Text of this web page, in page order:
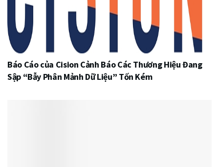
Báo Cáo của Cision Cảnh Báo Các Thương Hiệu Đang
Sập “Bẫy Phân Mảnh Dữ Liệu” Tốn Kém